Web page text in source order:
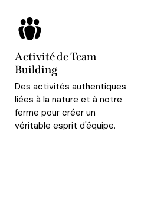
Activité de Team
Building
Des activités authentiques
liées à la nature et à notre
ferme pour créer un
véritable esprit d'équipe.